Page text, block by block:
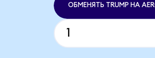
ОБМЕНЯТЬ TRUMP НА